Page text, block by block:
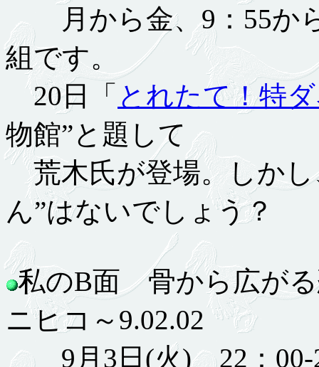
月から金、9：55から
組です。
20日「 とれたて！特
物館”と題して
荒木氏が登場。しかし
ん”はないでしょう？
私のB面 骨から広がる
ニヒコ～9.02.02
9月3日(火) 22：